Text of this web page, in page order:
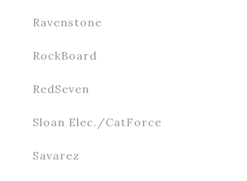
Ravenstone
RockBoard
RedSeven
Sloan Elec./CatForce
Savarez